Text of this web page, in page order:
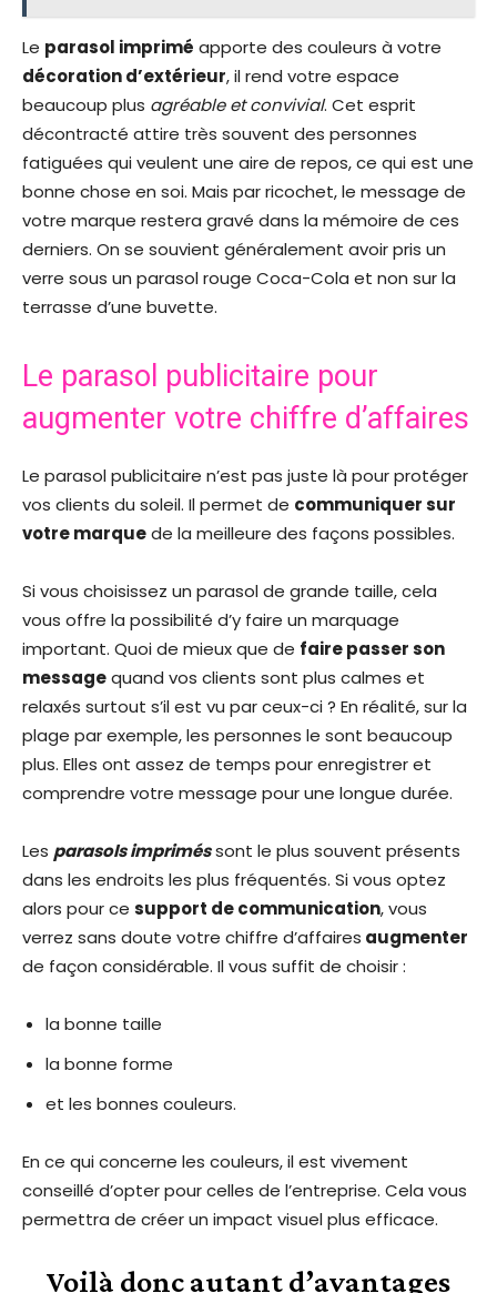
Le parasol imprimé apporte des couleurs à votre
décoration d’extérieur, il rend votre espace
beaucoup plus agréable et convivial. Cet esprit
décontracté attire très souvent des personnes
fatiguées qui veulent une aire de repos, ce qui est une
bonne chose en soi. Mais par ricochet, le message de
votre marque restera gravé dans la mémoire de ces
derniers. On se souvient généralement avoir pris un
verre sous un parasol rouge Coca-Cola et non sur la
terrasse d’une buvette.
Le parasol publicitaire pour
augmenter votre chiffre d’affaires
Le parasol publicitaire n’est pas juste là pour protéger
vos clients du soleil. Il permet de communiquer sur
votre marquede la meilleure des façons possibles.
Si vous choisissez un parasol de grande taille, cela
vous offre la possibilité d’y faire un marquage
important. Quoi de mieux que de faire passer son
messagequand vos clients sont plus calmes et
relaxés surtout s’il est vu par ceux-ci ? En réalité, sur la
plage par exemple, les personnes le sont beaucoup
plus. Elles ont assez de temps pour enregistrer et
comprendre votre message pour une longue durée.
Les parasols impriméssont le plus souvent présents
dans les endroits les plus fréquentés. Si vous optez
alors pour ce support de communication, vous
verrez sans doute votre chiffre d’affaires augmenter
de façon considérable. Il vous suffit de choisir :
la bonne taille
la bonne forme
et les bonnes couleurs.
En ce qui concerne les couleurs, il est vivement
conseillé d’opter pour celles de l’entreprise. Cela vous
permettra de créer un impact visuel plus efficace.
Voilà donc autant d’avantages